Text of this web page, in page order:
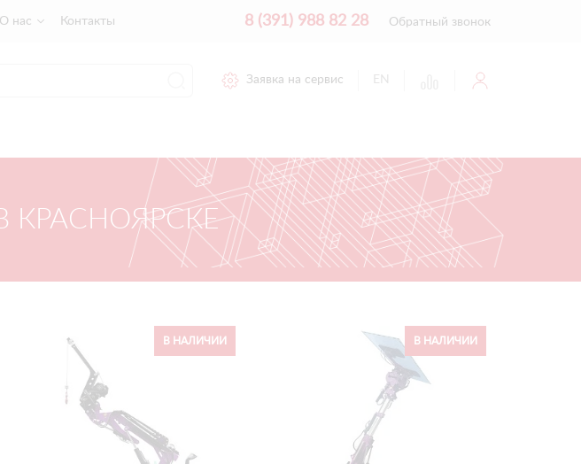
О нас Контакты 8 (391) 988 82 28 Обратный звонок
Заявка на сервис EN
КРАСНОЯРСКЕ
В НАЛИЧИИ В НАЛИЧИИ